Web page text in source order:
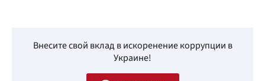
Внесите свой вклад в искоренение коррупции в
Украине!